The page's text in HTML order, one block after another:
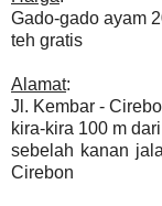
Gado-gado ayam
teh gratis
Alamat:
Jl. Kembar -
kira-kira 100 m
sebelah kanan
Cirebon